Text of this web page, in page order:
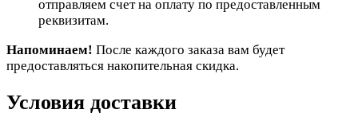
отправляем счет на оплату по предоставленным
реквизитам.
Напоминаем! После каждого заказа вам будет
предоставляться накопительная скидка.
Условия доставки